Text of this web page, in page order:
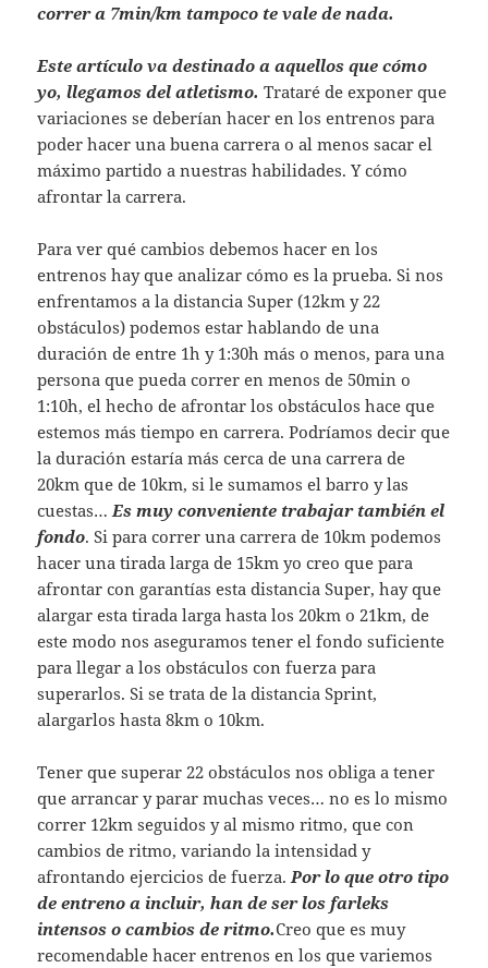
correr a 7min/km tampoco te vale de nada.
Este artículo va destinado a aquellos que cómo
yo, llegamos del atletismo. Trataré de exponer que
variaciones se deberían hacer en los entrenos para
poder hacer una buena carrera o al menos sacar el
máximo partido a nuestras habilidades. Y cómo
afrontar la carrera.
Para ver qué cambios debemos hacer en los
entrenos hay que analizar cómo es la prueba. Si nos
enfrentamos a la distancia Super (12km y 22
obstáculos) podemos estar hablando de una
duración de entre 1h y 1:30h más o menos, para una
persona que pueda correr en menos de 50min o
1:10h, el hecho de afrontar los obstáculos hace que
estemos más tiempo en carrera. Podríamos decir que
la duración estaría más cerca de una carrera de
20km que de 10km, si le sumamos el barro y las
cuestas…Es muy conveniente trabajar también el
fondo. Si para correr una carrera de 10km podemos
hacer una tirada larga de 15km yo creo que para
afrontar con garantías esta distancia Super, hay que
alargar esta tirada larga hasta los 20km o 21km, de
este modo nos aseguramos tener el fondo suficiente
para llegar a los obstáculos con fuerza para
superarlos. Si se trata de la distancia Sprint,
alargarlos hasta 8km o 10km.
Tener que superar 22 obstáculos nos obliga a tener
que arrancar y parar muchas veces… no es lo mismo
correr 12km seguidos y al mismo ritmo, que con
cambios de ritmo, variando la intensidad y
afrontando ejercicios de fuerza.Por lo que otro tipo
de entreno a incluir, han de ser los farleks
intensos o cambios de ritmo.Creo que es muy
recomendable hacer entrenos en los que variemos